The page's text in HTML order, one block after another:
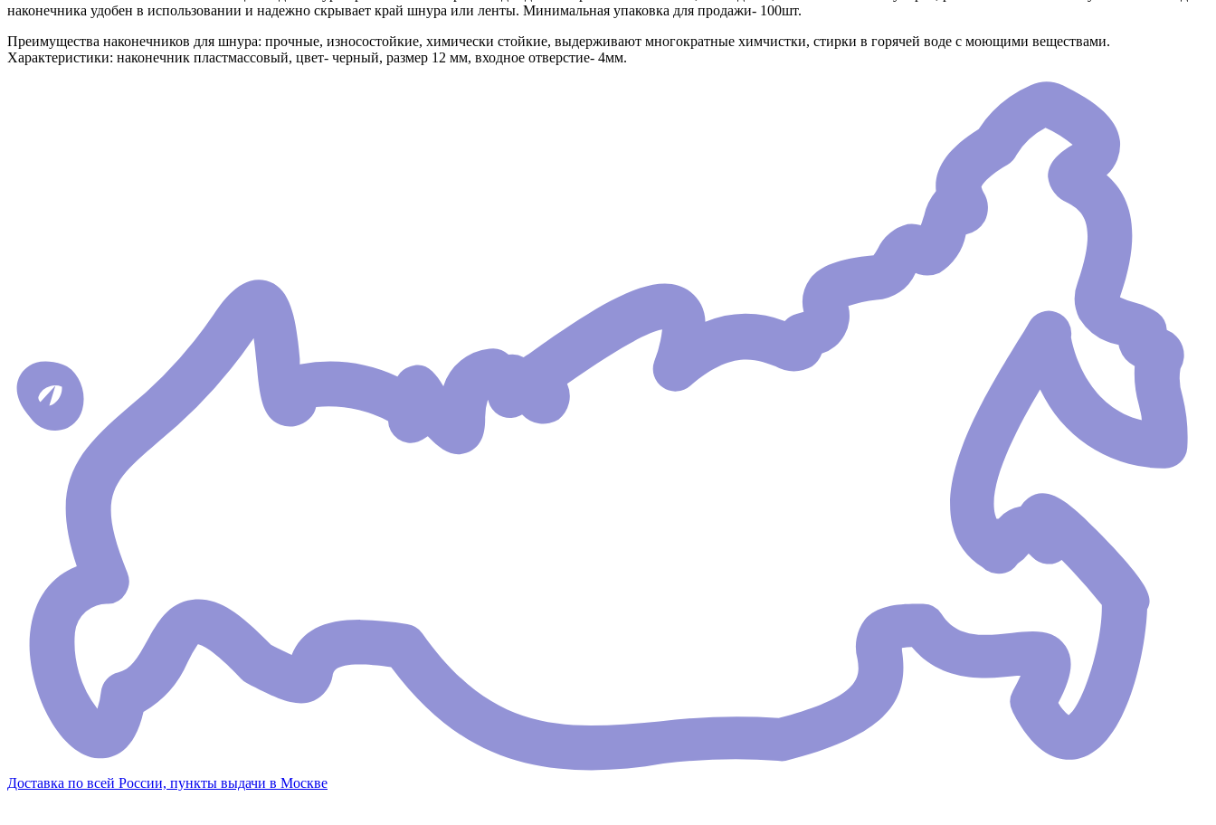
наконечника удобен в использовании и надежно скрывает край шнура или ленты. Минимальная упаковка для продажи- 100шт.
Преимущества наконечников для шнура: прочные, износостойкие, химически стойкие, выдерживают многократные химчистки, стирки в горячей воде с моющими веществами.
Характеристики: наконечник пластмассовый, цвет- черный, размер 12 мм, входное отверстие- 4мм.
Доставка по всей России, пункты выдачи в Москве